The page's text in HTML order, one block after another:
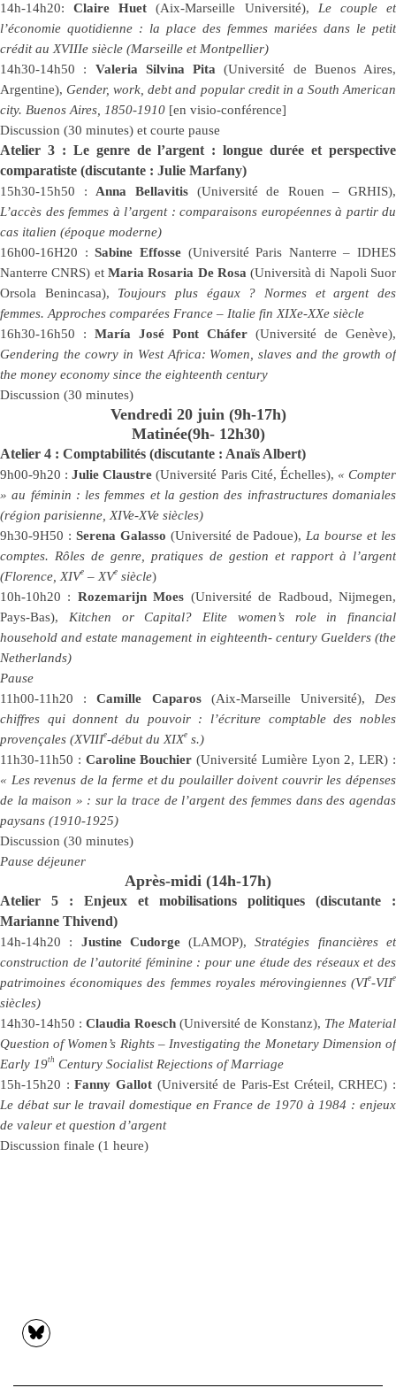
14h-14h20:Claire Huet(Aix-Marseille Université), Le couple et
l’économie quotidienne : la place des femmes mariées dans le petit
crédit au XVIIIe siècle (Marseille et Montpellier)
14h30-14h50 : Valeria Silvina Pita(Université de Buenos Aires,
Argentine),Gender, work, debt and popular credit in a South American
city. Buenos Aires, 1850-1910 [en visio-conférence]
Discussion (30 minutes) et courte pause
Atelier 3 : Le genre de l’argent : longue durée et perspective
comparatiste (discutante : Julie Marfany)
15h30-15h50 : Anna Bellavitis (Université de Rouen – GRHIS),
L’accès des femmes à l’argent : comparaisons européennes à partir du
cas italien (époque moderne)
16h00-16H20 :Sabine Effosse (Université Paris Nanterre – IDHES
Nanterre CNRS) et Maria Rosaria De Rosa(Università di Napoli Suor
Orsola Benincasa), Toujours plus égaux ? Normes et argent des
femmes. Approches comparées France – Italie fin XIXe-XXe siècle
16h30-16h50 : María José Pont Cháfer (Université de Genève),
Gendering the cowry in West Africa: Women, slaves and the growth of
the money economy since the eighteenth century
Discussion (30 minutes)
Vendredi 20 juin (9h-17h)
Matinée(9h- 12h30)
Atelier 4 : Comptabilités (discutante : Anaïs Albert)
9h00-9h20 :Julie Claustre(Université Paris Cité, Échelles), « Compter
» au féminin : les femmes et la gestion des infrastructures domaniales
(région parisienne, XIVe-XVe siècles)
9h30-9H50 : Serena Galasso (Université de Padoue), La bourse et les
comptes. Rôles de genre, pratiques de gestion et rapport à l’argent
(Florence, XIVe – XVe siècle)
10h-10h20 : Rozemarijn Moes (Université de Radboud, Nijmegen,
Pays-Bas), Kitchen or Capital? Elite women’s role in financial
household and estate management in eighteenth- century Guelders (the
Netherlands)
Pause
11h00-11h20 :Camille Caparos (Aix-Marseille Université), Des
chiffres qui donnent du pouvoir : l’écriture comptable des nobles
provençales (XVIIIe-début du XIXe s.)
11h30-11h50 : Caroline Bouchier(Université Lumière Lyon 2, LER) :
« Les revenus de la ferme et du poulailler doivent couvrir les dépenses
de la maison » : sur la trace de l’argent des femmes dans des agendas
paysans (1910-1925)
Discussion (30 minutes)
Pause déjeuner
Après-midi (14h-17h)
Atelier 5 : Enjeux et mobilisations politiques (discutante :
Marianne Thivend)
14h-14h20 : Justine Cudorge(LAMOP),Stratégies financières et
construction de l’autorité féminine : pour une étude des réseaux et des
patrimoines économiques des femmes royales mérovingiennes (VIe-VIIe
siècles)
14h30-14h50 : Claudia Roesch (Université de Konstanz), The Material
Question of Women’s Rights – Investigating the Monetary Dimension of
Early 19th Century Socialist Rejections of Marriage
15h-15h20 :Fanny Gallot (Université de Paris-Est Créteil, CRHEC) :
Le débat sur le travail domestique en France de 1970 à 1984 : enjeux
de valeur et question d’argent
Discussion finale (1 heure)